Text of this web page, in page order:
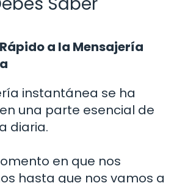
a la Mensajería
instantánea se ha
una parte esencial de
diaria.
en que nos
hasta que nos vamos a